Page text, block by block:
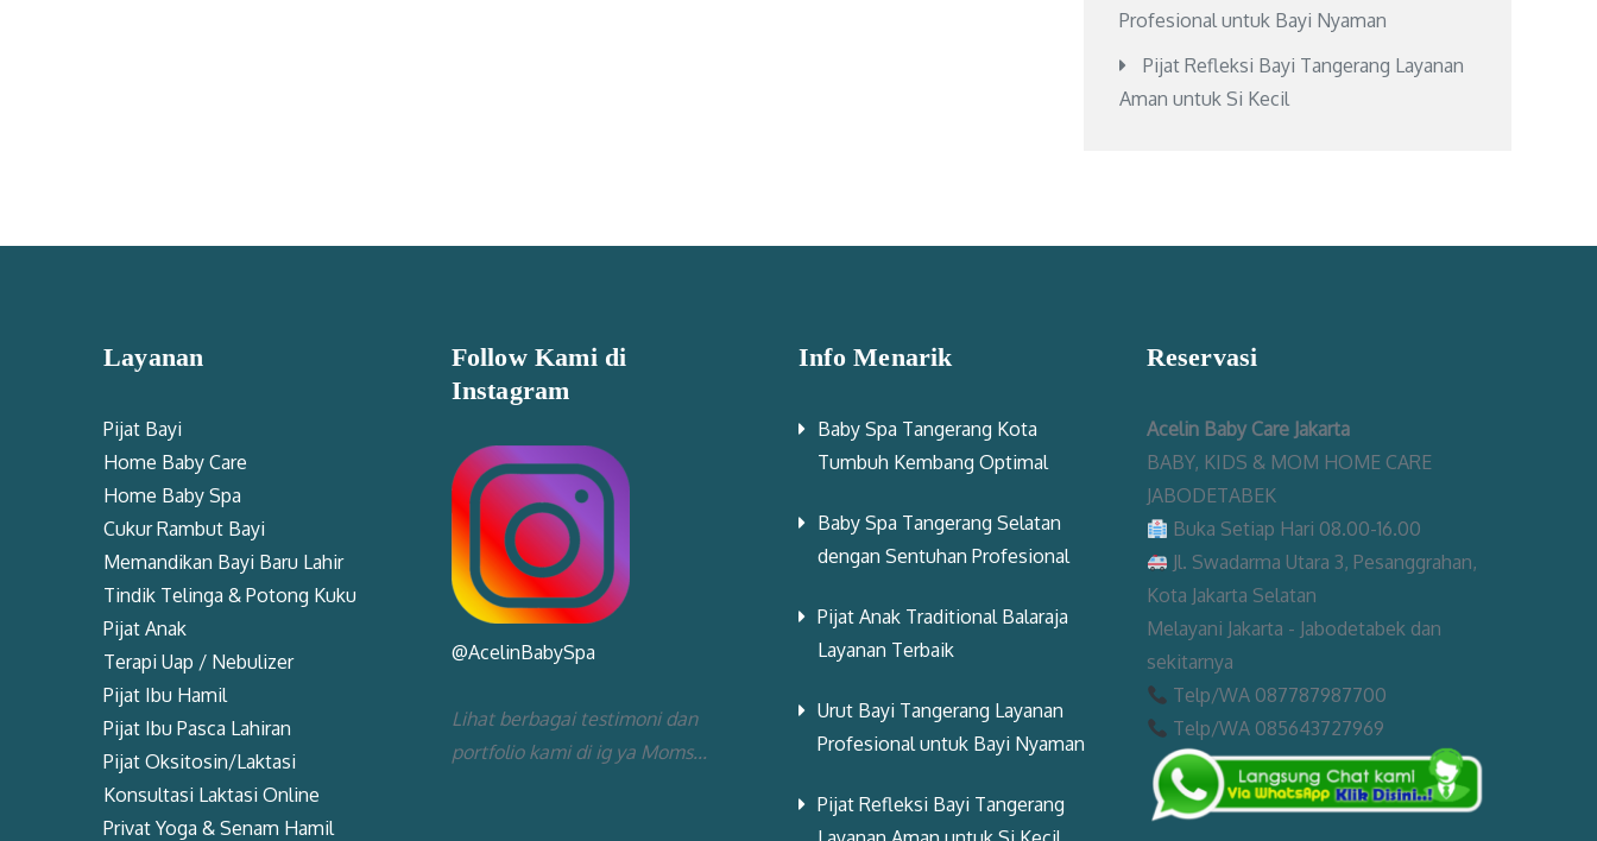
Profesional untuk Bayi Nyaman
Pijat Refleksi Bayi Tangerang Layanan
Aman untuk Si Kecil
Layanan
Pijat Bayi
Home Baby Care
Home Baby Spa
Cukur Rambut Bayi
Memandikan Bayi Baru Lahir
Tindik Telinga & Potong Kuku
Pijat Anak
Terapi Uap / Nebulizer
Pijat Ibu Hamil
Pijat Ibu Pasca Lahiran
Pijat Oksitosin/Laktasi
Konsultasi Laktasi Online
Privat Yoga & Senam Hamil
Follow Kami di
Instagram
@AcelinBabySpa
Lihat berbagai testimoni dan
portfolio kami di ig ya Moms...
Info Menarik
Baby Spa Tangerang Kota
Tumbuh Kembang Optimal
Baby Spa Tangerang Selatan
dengan Sentuhan Profesional
Pijat Anak Traditional Balaraja
Layanan Terbaik
Urut Bayi Tangerang Layanan
Profesional untuk Bayi Nyaman
Pijat Refleksi Bayi Tangerang
Reservasi
Acelin Baby Care Jakarta
BABY, KIDS & MOM HOME CARE
JABODETABEK
Buka Setiap Hari 08.00-16.00
Jl. Swadarma Utara 3, Pesanggrahan,
Kota Jakarta Selatan
Melayani Jakarta - Jabodetabek dan
sekitarnya
Telp/WA 087787987700
Telp/WA 085643727969